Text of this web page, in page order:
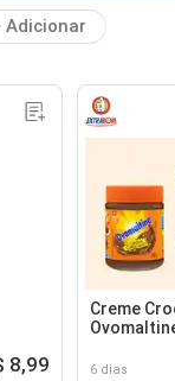
Adicionar
8,99
Creme
6 dias